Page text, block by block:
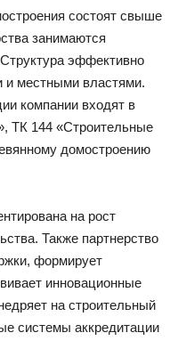
состоят свыше
занимаются
эффективно
и местными властями.
компании входят в
ТК 144 «Строительные
домостроению
на рост
Также партнерство
формирует
инновационные
на строительный
системы аккредитации